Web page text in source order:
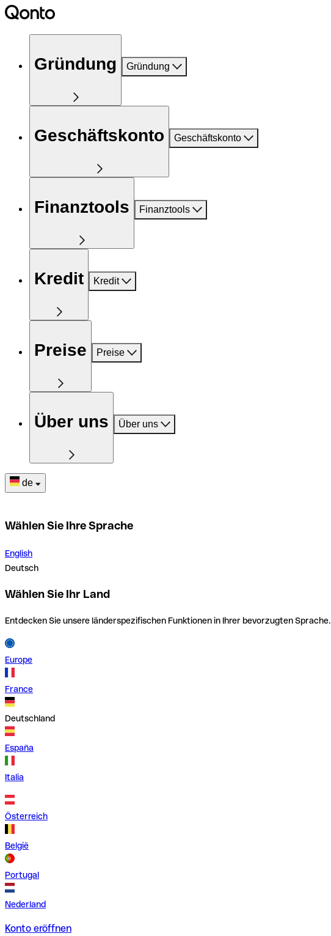
Gründung Gründung
Geschäftskonto Geschäftskonto
Finanztools Finanztools
Kredit Kredit
Preise Preise
Über uns Über uns
de
Wählen Sie Ihre Sprache
English
Deutsch
Wählen Sie Ihr Land
Entdecken Sie unsere länderspezifischen Funktionen in Ihrer bevorzugten Sprache.
Europe
France
Deutschland
España
Italia
Österreich
België
Portugal
Nederland
Konto eröffnen